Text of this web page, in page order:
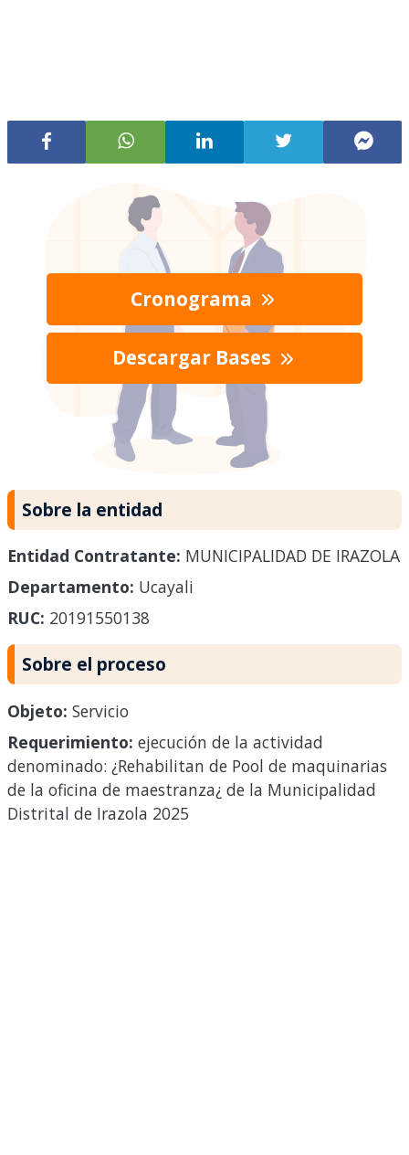
Cronograma
Descargar Bases
Sobre la entidad
Entidad Contratante: MUNICIPALIDAD DE IRAZOLA
Departamento: Ucayali
RUC: 20191550138
Sobre el proceso
Objeto: Servicio
Requerimiento: ejecución de la actividad
denominado: ¿Rehabilitan de Pool de maquinarias
de la oficina de maestranza¿ de la Municipalidad
Distrital de Irazola 2025